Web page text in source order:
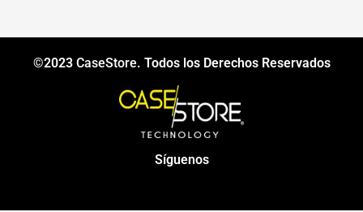
©2023 CaseStore. Todos los Derechos Reservados
Síguenos